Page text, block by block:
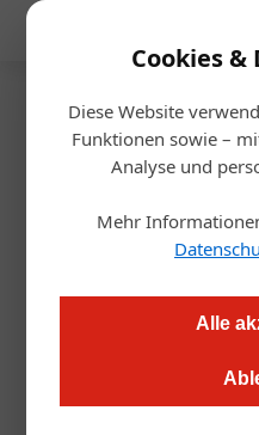
Cookies
Diese Website
Funktionen sowie –
Analyse und
Mehr
Alle
Startseite/
Erzählen viele Wirte, wenn
geht, nicht ganz die